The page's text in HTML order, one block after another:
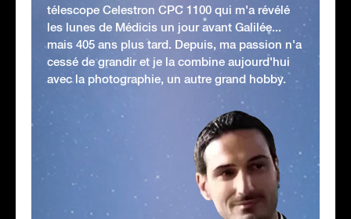
télescope Celestron CPC 1100 qui m'a révélé
les lunes de Médicis un jour avant Galilée...
mais 405 ans plus tard. Depuis, ma passion n'a
cessé de grandir et je la combine aujourd'hui
avec la photographie, un autre grand hobby.